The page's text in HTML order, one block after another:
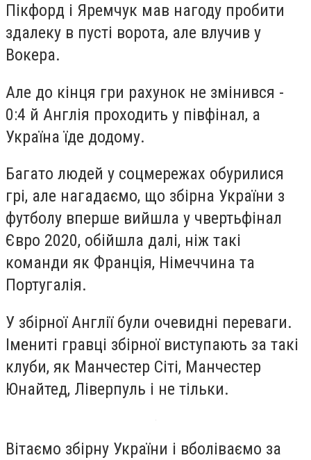
Пікфорд і Яремчук мав нагоду пробити
здалеку в пусті ворота, але влучив у
Вокера.
Але до кінця гри рахунок не змінився -
0:4 й Англія проходить у півфінал, а
Україна їде додому.
Багато людей у соцмережах обурилися
грі, але нагадаємо, що збірна України з
футболу вперше вийшла у чвертьфінал
Євро 2020, обійшла далі, ніж такі
команди як Франція, Німеччина та
Португалія.
У збірної Англії були очевидні переваги.
Імениті гравці збірної виступають за такі
клуби, як Манчестер Сіті, Манчестер
Юнайтед, Ліверпуль і не тільки.
Вітаємо збірну України і вболіваємо за